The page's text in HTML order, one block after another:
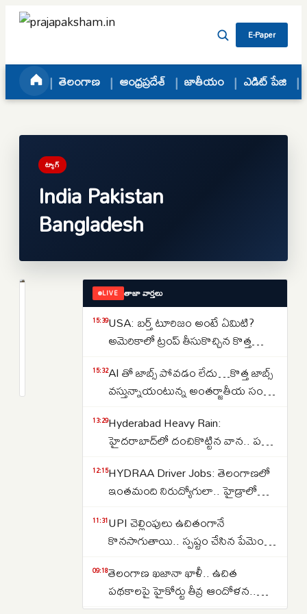
Skip to content
E-Paper
తెలంగాణ ఆంధ్రప్రదేశ్ జాతీయం ఎడిట్ పేజి
ట్యాగ్
India Pakistan
Bangladesh
దక్షిణాసియాలో
LIVE తాజా వార్తలు
15:39USA: బర్త్ టూరిజం అంటే ఏమిటి?
అమెరికాలో ట్రంప్ తీసుకొచ్చిన కొత్త
15:32AI తో జాబ్స్ పోవడం లేదు…కొత్త జాబ్స్
వస్తున్నాయంటున్న అంతర్జాతీయ సంస్థ
13:29Hyderabad Heavy Rain:
హైదరాబాద్‌లో దంచికొట్టిన వాన.. పలు
అత్యవసరమైతే తప్ప ఇళ్ల నుంచి
బయటకు రావొద్దని సూచన..
12:15HYDRAA Driver Jobs: తెలంగాణలో
ఇంతమంది నిరుద్యోగులా.. హైడ్రాలో
వేలాది మంది..
11:31UPI చెల్లింపులు ఉచితంగానే
కొనసాగుతాయి.. స్పష్టం చేసిన పేమెంట్
09:18తెలంగాణ ఖజానా ఖాళీ.. ఉచిత
పథకాలపై హైకోర్టు తీవ్ర ఆందోళన..
కోటీశ్వరులకు రైతుబంధు ఇవ్వడంపై